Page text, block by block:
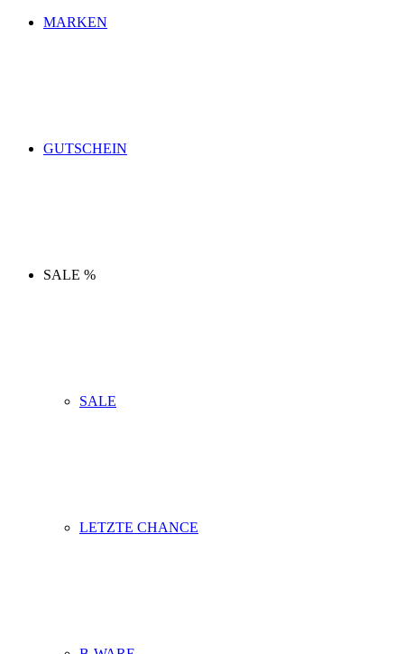
MARKEN
GUTSCHEIN
SALE %
SALE
LETZTE CHANCE